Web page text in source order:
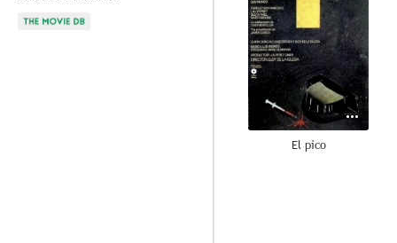
El pico